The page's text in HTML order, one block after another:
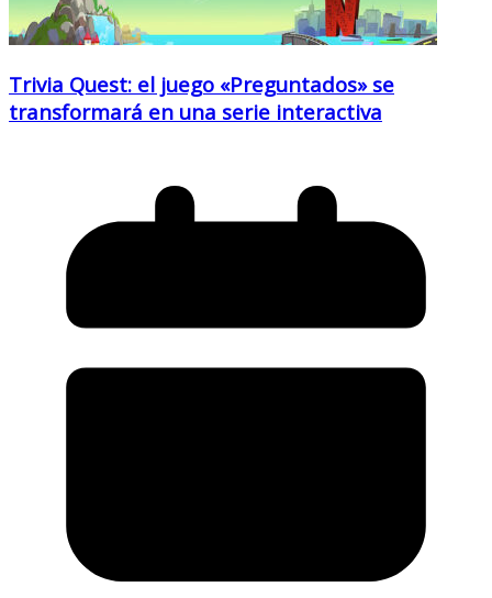
Trivia Quest: el juego «Preguntados» se
transformará en una serie interactiva